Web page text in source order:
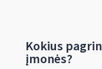
Kokius
įmonės?